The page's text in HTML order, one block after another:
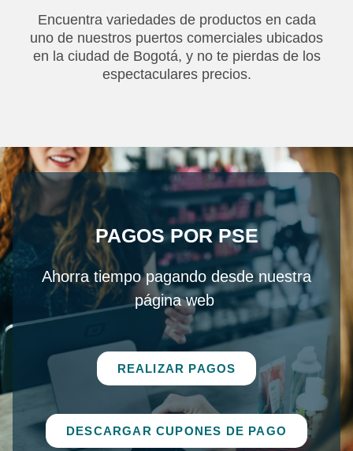
Encuentra variedades de productos en cada
uno de nuestros puertos comerciales ubicados
en la ciudad de Bogotá, y no te pierdas de los
espectaculares precios.
PAGOS POR PSE
Ahorra tiempo pagando desde nuestra
página web
REALIZAR PAGOS
DESCARGAR CUPONES DE PAGO